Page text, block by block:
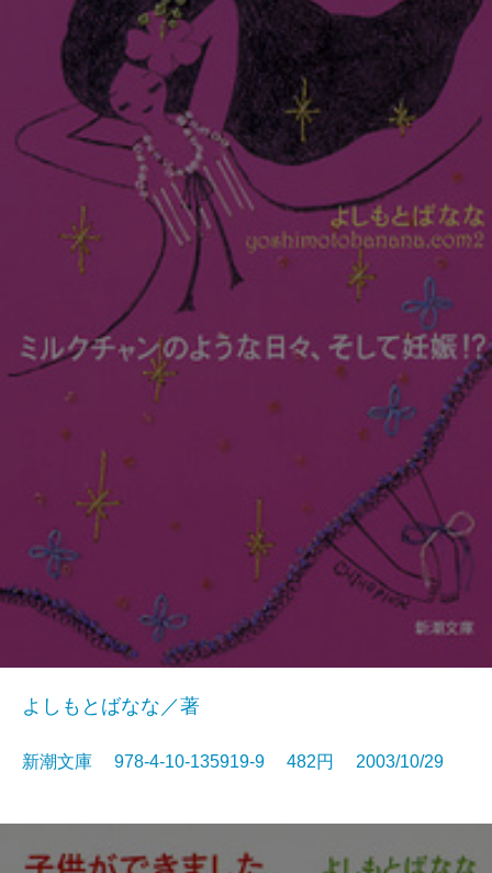
よしもとばなな／著
新潮文庫 978-4-10-135919-9 482円 2003/10/29